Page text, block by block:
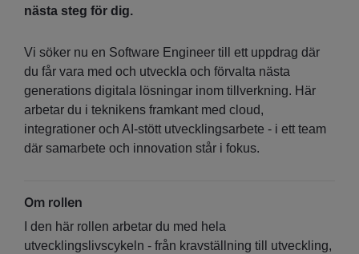
nästa steg för dig.
Vi söker nu en Software Engineer till ett uppdrag där
du får vara med och utveckla och förvalta nästa
generations digitala lösningar inom tillverkning. Här
arbetar du i teknikens framkant med cloud,
integrationer och AI-stött utvecklingsarbete - i ett team
där samarbete och innovation står i fokus.
Om rollen
I den här rollen arbetar du med hela
utvecklingslivscykeln - från kravställning till utveckling,